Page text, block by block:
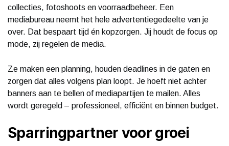
collecties, fotoshoots en voorraadbeheer. Een
mediabureau neemt het hele advertentiegedeelte van je
over. Dat bespaart tijd én kopzorgen. Jij houdt de focus op
mode, zij regelen de media.
Ze maken een planning, houden deadlines in de gaten en
zorgen dat alles volgens plan loopt. Je hoeft niet achter
banners aan te bellen of mediapartijen te mailen. Alles
wordt geregeld – professioneel, efficiënt en binnen budget.
Sparringpartner voor groei